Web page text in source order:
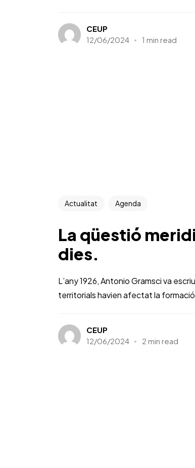
CEUP
12/06/2024
1 min read
Actualitat Agenda
La qüestió
dies.
L’any 1926, Antonio Gramsci va
territorials havien afectat la
CEUP
12/06/2024
2 min read